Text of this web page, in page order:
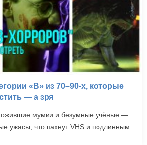
«B» из 70–90-х, которые
— а зря
ожившие мумии и безумные учёные —
ужасы, что пахнут VHS и подлинным